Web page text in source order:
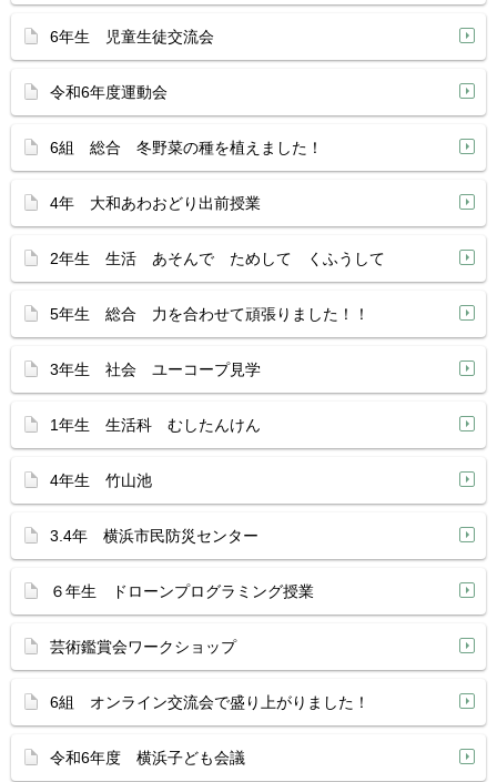
6年生 児童生徒交流会
令和6年度運動会
6組 総合 冬野菜の種を植えました！
4年 大和あわおどり出前授業
2年生 生活 あそんで ためして くふうして
5年生 総合 力を合わせて頑張りました！！
3年生 社会 ユーコープ見学
1年生 生活科 むしたんけん
4年生 竹山池
3.4年 横浜市民防災センター
６年生 ドローンプログラミング授業
芸術鑑賞会ワークショップ
6組 オンライン交流会で盛り上がりました！
令和6年度 横浜子ども会議